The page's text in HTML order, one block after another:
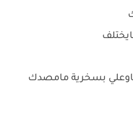
يباوعلي بسخرية مامصدك